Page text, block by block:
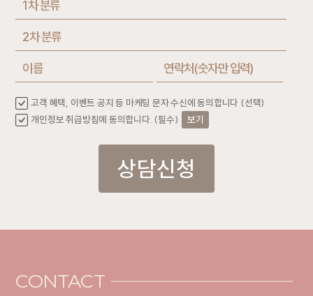
고객 혜택, 이벤트 공지 등 마케팅 문자 수신에 동의합니다 (선택)
개인정보 취급방침에 동의합니다. (필수)
보기
상담신청
CONTACT